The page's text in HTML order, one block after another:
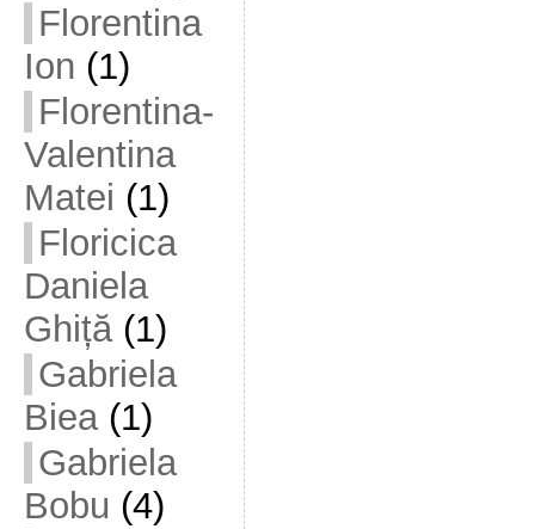
Florentina
Ion (1)
Florentina-
Valentina
Matei (1)
Floricica
Daniela
Ghiță(1)
Gabriela
Biea(1)
Gabriela
Bobu (4)